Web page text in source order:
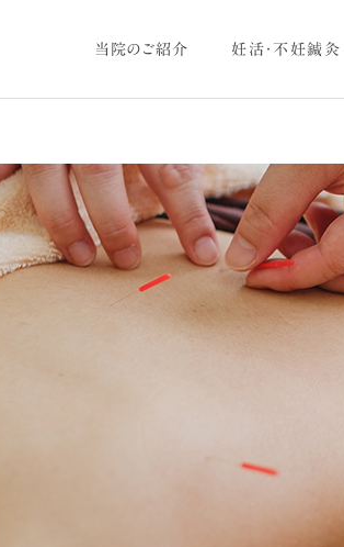
当院のご紹介 妊活・不妊鍼灸
美容・美肌ケア
体のお悩み
その股関節の痛み、実は